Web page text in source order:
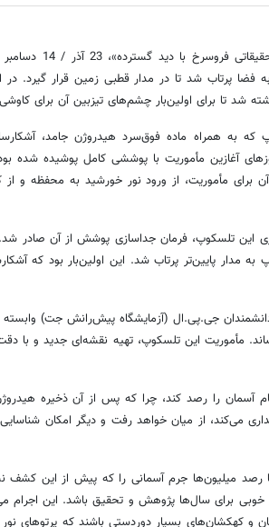
شد تا برای اولین‌بار چشم‌های تیزبین آن برای
به همراه ماده فوق‌سرد هیدروژن جامد،
آغازین مأموریت با پوششی کامل پوشیده شده
مأموریت، از ورود نور خورشید به محفظه و از
این تلسکوپ، فرمان جداسازی پوشش از آن صادر
مدار پایین‌تر پرتاب شد. این اولین‌بار بود که
جی.پی.ال (آزمایشگاه پیش‌رانش جت) وابسته
مأموریت این تلسکوپ، تهیه نقشه‌ای جدید و با
تا تمام آسمان را رصد کند، چرا که پس از آن ذخیره
می‌کند، از میان خواهد رفت و دیگر امکان
رصد میلیون‌ها جرم آسمانی را که پیش از این کشف
خوبی برای سال‌ها پژوهش و تحقیق باشد. این اجرام
و کهکشان‌های بسیار دوردستی باشند که پرتوهای